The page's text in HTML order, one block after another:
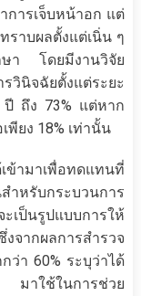
การเจ็บหน้าอก แต่
ราบผลตั้งแต่เนิ่น ๆ
ษา โดยมีงานวิจัย
วินิจฉัยตั้งแต่ระยะ
ปี ถึง 73% แต่หาก
ยง 18% เท่านั้น
ามาเพื่อทดแทนที่
ำหรับกระบวนการ
เป็นรูปแบบการให้
จากผลการสำรวจ
า 60% ระบุว่าได้
มาใช้ในการช่วย